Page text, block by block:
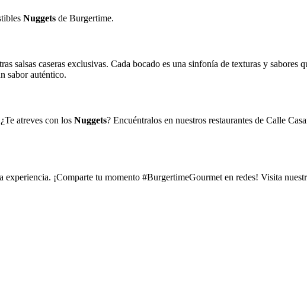
Nuggets de Burgertime.
salsas caseras exclusivas. Cada bocado es una sinfonía de texturas y sabores
sabor auténtico.
atreves con los Nuggets? Encuéntralos en nuestros restaurantes de Calle
experiencia. ¡Comparte tu momento #BurgertimeGourmet en redes! Visita